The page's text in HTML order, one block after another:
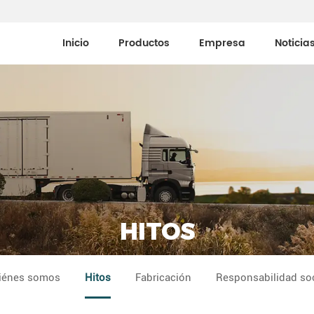
Inicio Productos Empresa Noticias
HITOS
somos Hitos Fabricación Responsabilidad